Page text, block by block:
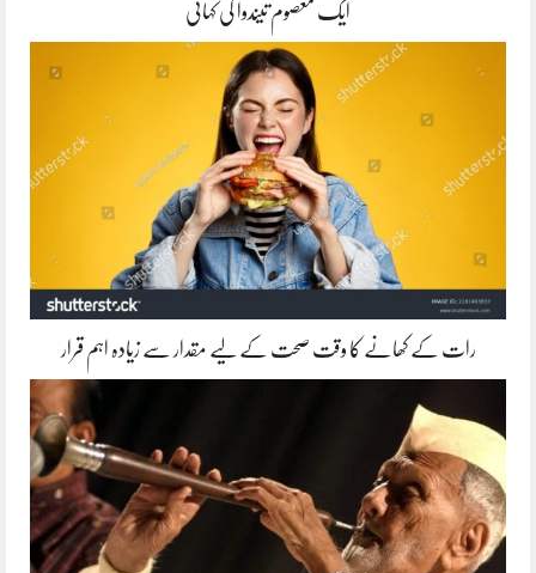
ایک معصوم تیندوا کی کہانی
رات کے کھانے کا وقت صحت کے لیے مقدار سے زیادہ اہم قرار